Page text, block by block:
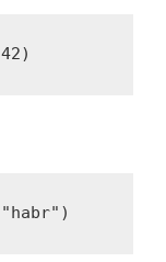
42)
"habr" )